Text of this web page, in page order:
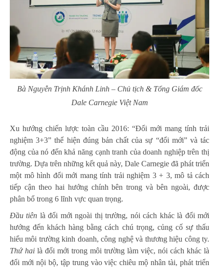
Bà Nguyễn Trịnh Khánh Linh – Chủ tịch & Tổng Giám đốc
Dale Carnegie Việt Nam
Xu hướng chiến lược toàn cầu 2016: “Đổi mới mang tính trải
nghiệm 3+3” thể hiện đúng bản chất của sự “đổi mới” và tác
động của nó đến khả năng cạnh tranh của doanh nghiệp trên thị
trường. Dựa trên những kết quả này, Dale Carnegie đã phát triển
một mô hình đổi mới mang tính trải nghiệm 3 + 3, mô tả cách
tiếp cận theo hai hướng chính bên trong và bên ngoài, được
phân bổ trong 6 lĩnh vực quan trọng.
Đầu tiên là đổi mới ngoài thị trường, nói cách khác là đổi mới
hướng đến khách hàng bằng cách chú trọng, củng cố sự thấu
hiểu môi trường kinh doanh, công nghệ và thương hiệu công ty.
Thứ hai là đổi mới trong môi trường làm việc, nói cách khác là
đổi mới nội bộ, tập trung vào việc chiêu mộ nhân tài, phát triển